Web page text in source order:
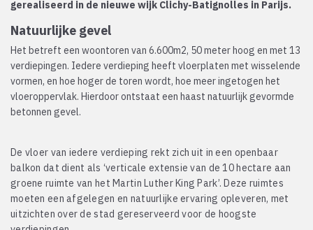
gerealiseerd in de nieuwe wijk Clichy-Batignolles in Parijs.
Natuurlijke gevel
Het betreft een woontoren van 6.600m2, 50 meter hoog en met 13
verdiepingen. Iedere verdieping heeft vloerplaten met wisselende
vormen, en hoe hoger de toren wordt, hoe meer ingetogen het
vloeroppervlak. Hierdoor ontstaat een haast natuurlijk gevormde
betonnen gevel.
De vloer van iedere verdieping rekt zich uit in een openbaar
balkon dat dient als ‘verticale extensie van de 10 hectare aan
groene ruimte van het Martin Luther King Park’. Deze ruimtes
moeten een afgelegen en natuurlijke ervaring opleveren, met
uitzichten over de stad gereserveerd voor de hoogste